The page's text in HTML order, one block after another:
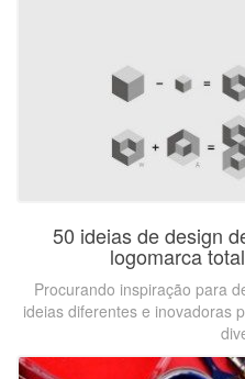
50 ideias de design
logomarca
Procurando inspiração para
ideias diferentes e inovadoras